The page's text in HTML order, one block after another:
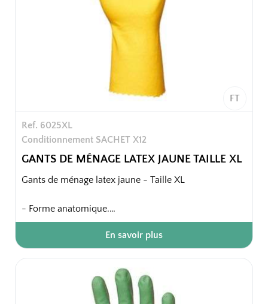
FT
Ref. 6025XL
Conditionnement SACHET X12
GANTS DE MÉNAGE LATEX JAUNE TAILLE XL
Gants de ménage latex jaune - Taille XL
- Forme anatomique.
- Finition intérieure : floqué coton.
- Finition extérieure : paume et doigts anti-dérapants.
- Finition bord : coupe droite.
- Surface extérieure légèrement poudrée.
Confort intérieur, grainage résistant, bonne
En savoir plus